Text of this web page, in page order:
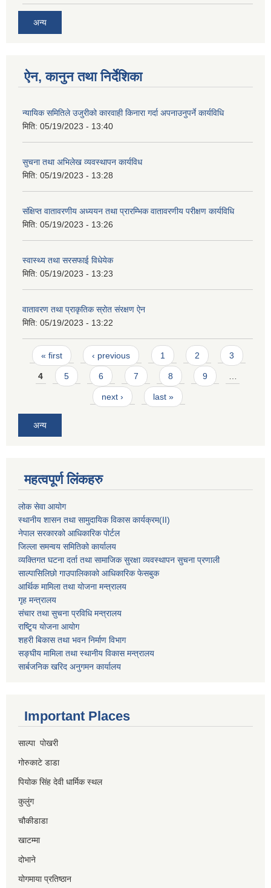
अन्य
ऐन, कानुन तथा निर्देशिका
न्यायिक समितिले उजुरीको कारवाही किनारा गर्दा अपनाउनुपर्ने कार्यविधि
मिति: 05/19/2023 - 13:40
सुचना तथा अभिलेख व्यवस्थापन कार्यविध
मिति: 05/19/2023 - 13:28
संक्षिप्त वातावरणीय अध्ययन तथा प्रारम्भिक वातावरणीय परीक्षण कार्यविधि
मिति: 05/19/2023 - 13:26
स्वास्थ्य तथा सरसफाई विधेयेक
मिति: 05/19/2023 - 13:23
वातावरण तथा प्राकृतिक स्रोत संरक्षण ऐन
मिति: 05/19/2023 - 13:22
Pages
« first ‹ previous 1 2 3
4 5 6 7 8 9 …
next › last »
अन्य
महत्वपूर्ण लिंकहरु
लोक सेवा आयोग
स्थानीय शासन तथा सामुदायिक विकास कार्यक्रम(II)
नेपाल सरकारको आधिकारिक पोर्टल
जिल्ला समन्वय समितिको कार्यालय
व्यक्तिगत घटना दर्ता तथा सामाजिक सुरक्षा व्यवस्थापन सुचना प्रणाली
साल्पासिलिछो गाउपालिकाको आधिकारिक फेसबुक
आर्थिक मामिला तथा योजना मन्त्रालय
गृह मन्त्रालय
संचार तथा सुचना प्रविधि मन्त्रालय
राष्टि्ृय योजना आयोग
शहरी बिकास तथा भवन निर्माण विभाग
सङ्घीय मामिला तथा स्थानीय विकास मन्त्रालय
सार्बजनिक खरिद अनुगमन कार्यालय
Important Places
साल्पा पोखरी
गोरुकाटे डाडा
पियोक सिंह देवी धार्मिक स्थल
कुलुंग
चौकीडाडा
खाटम्मा
दोभाने
योगमाया प्रतिष्ठान